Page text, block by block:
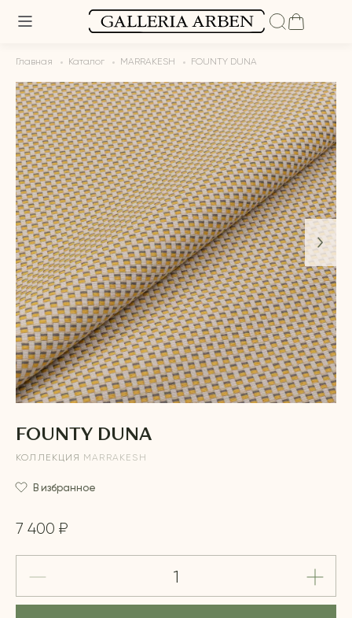
Главная Каталог MARRAKESH FOUNTY DUNA
FOUNTY DUNA
КОЛЛЕКЦИЯ MARRAKESH
В избранное
7 400 ₽